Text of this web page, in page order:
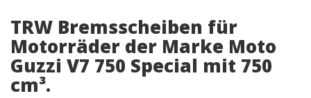
TRW Bremsscheiben für
Motorräder der Marke Moto
Guzzi V7 750 Special mit 750
cm³.